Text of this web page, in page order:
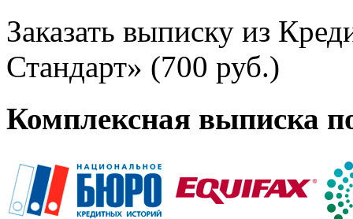
Заказать выписку из
Стандарт» (700 руб.)
Комплексная выписка